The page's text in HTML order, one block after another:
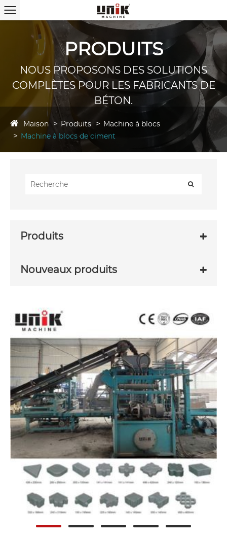
PRODUITS
NOUS PROPOSONS DES SOLUTIONS
COMPLÈTES POUR LES FABRICANTS DE
BÉTON.
Maison Produits
Machine à blocs
Machine à blocs de ciment
Produits
Nouveaux produits